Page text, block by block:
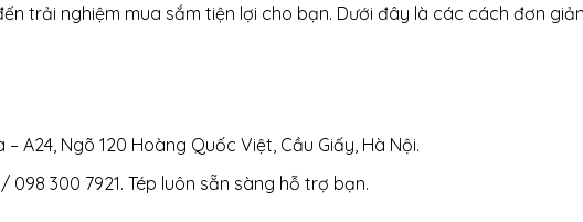
trải nghiệm mua sắm tiện lợi cho bạn. Dưới đây là các cách đơn
– A24, Ngõ 120 Hoàng Quốc Việt, Cầu Giấy, Hà Nội.
098 300 7921. Tép luôn sẵn sàng hỗ trợ bạn.